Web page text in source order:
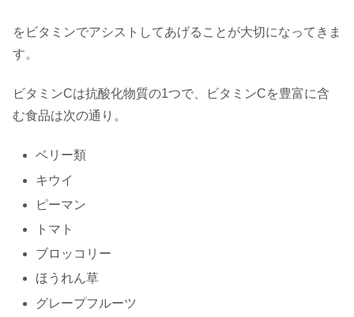
をビタミンでアシストしてあげることが大切になってきま
す。
ビタミンCは抗酸化物質の1つで、ビタミンCを豊富に含
む食品は次の通り。
ベリー類
キウイ
ピーマン
トマト
ブロッコリー
ほうれん草
グレープフルーツ